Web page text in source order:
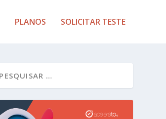
PLANOS SOLICITAR TESTE